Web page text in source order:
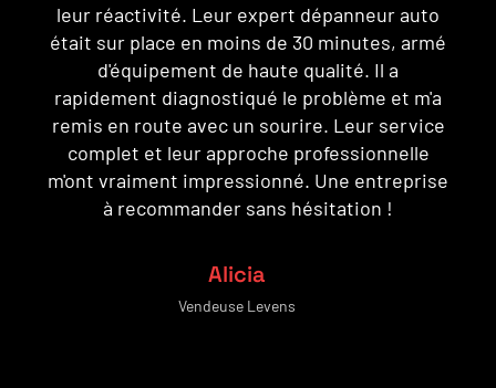
stressé, mais leur expert dépanneur auto est
arrivé rapidement et a géré la situation avec
une grande compétence. Utilisant de
l'équipement de haute qualité, il a effectué les
réparations nécessaires sur place. Leur
service complet m'a mis à l'aise, et leur
professionnalisme m'a convaincu que j'étais
entre de bonnes mains. Un grand merci à
Hugo